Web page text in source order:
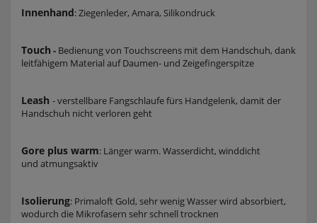
Innenhand: Ziegenleder, Amara, Silikondruck
Touch - Bedienung von Touchscreens mit dem Handschuh, dank
leitfähigem Material auf Daumen- und Zeigefingerspitze
Leash - verstellbare Fangschlaufe fürs Handgelenk, damit der
Handschuh nicht verloren geht
Gore plus warm: Länger warm. Wasserdicht, winddicht
und atmungsaktiv
Isolierung: Primaloft Gold, sehr wenig Wasser wird absorbiert,
wodurch die Mikrofasern sehr schnell trocknen